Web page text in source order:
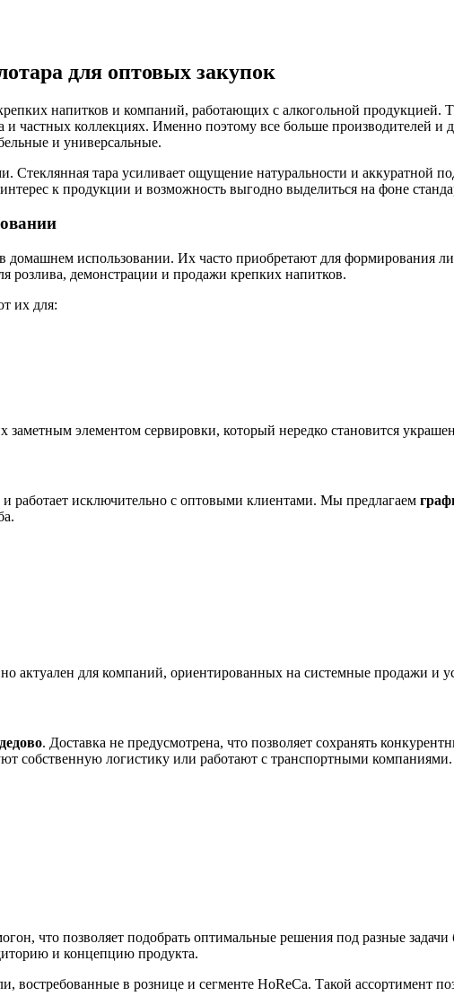
для оптовых закупок
напитков и компаний, работающих с алкогольной продукцией.
частных коллекциях. Именно поэтому все больше производителей и
и универсальные.
тара усиливает ощущение натуральности и аккуратной
к продукции и возможность выгодно выделиться на фоне
домашнем использовании. Их часто приобретают для формирования
розлива, демонстрации и продажи крепких напитков.
их для:
элементом сервировки, который нередко становится
и работает исключительно с оптовыми клиентами. Мы предлагаем
актуален для компаний, ориентированных на системные продажи и
. Доставка не предусмотрена, что позволяет сохранять
собственную логистику или работают с транспортными компаниями.
что позволяет подобрать оптимальные решения под разные
и концепцию продукта.
востребованные в рознице и сегменте HoReCa. Такой ассортимент